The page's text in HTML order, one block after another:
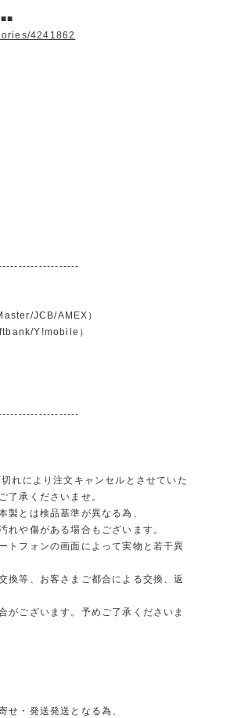
4241862
JCB/AMEX）
Y!mobile）
れにより注文キャンセルとさせていた
了承くださいませ。
製とは検品基準が異なる為、
や傷がある場合もございます。
トフォンの画面によって実物と若干異
換等、お客さまご都合による交換、返
がございます。予めご了承くださいま
せ・発送発送となる為、